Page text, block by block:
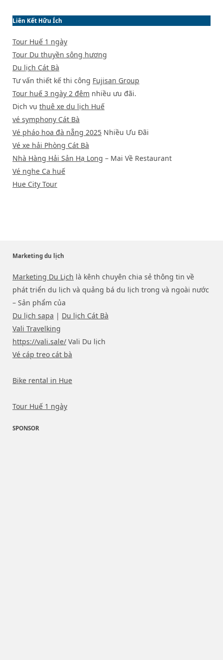
Liên Kết Hữu Ích
Tour Huế 1 ngày
Tour Du thuyền sông hương
Du lịch Cát Bà
Tư vấn thiết kế thi công Fujisan Group
Tour huế 3 ngày 2 đêm nhiều ưu đãi.
Dịch vụ thuê xe du lịch Huế
vé symphony Cát Bà
Vé pháo hoa đà nẵng 2025 Nhiều Ưu Đãi
Vé xe hải Phòng Cát Bà
Nhà Hàng Hải Sản Hạ Long – Mai Về Restaurant
Vé nghe Ca huế
Hue City Tour
Marketing du lịch
Marketing Du Lịch là kênh chuyên chia sẻ thông tin về
phát triển du lịch và quảng bá du lịch trong và ngoài nước
– Sản phẩm của
Du lịch sapa | Du lịch Cát Bà
Vali Travelking
https://vali.sale/ Vali Du lịch
Vé cáp treo cát bà
Bike rental in Hue
Tour Huế 1 ngày
SPONSOR